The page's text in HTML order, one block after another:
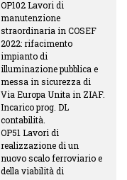
OP102 Lavori di
manutenzione
straordinaria in COSEF
2022: rifacimento
impianto di
illuminazione pubblica e
messa in sicurezza di
Via Europa Unita in ZIAF.
Incarico prog. DL
contabilità.
OP51 Lavori di
realizzazione di un
nuovo scalo ferroviario e
della viabilità di